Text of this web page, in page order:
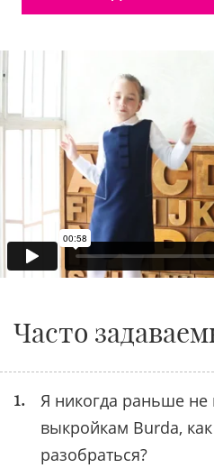
Часто
1.
Я никогда раньше
выкройкам Burda,
разобраться?